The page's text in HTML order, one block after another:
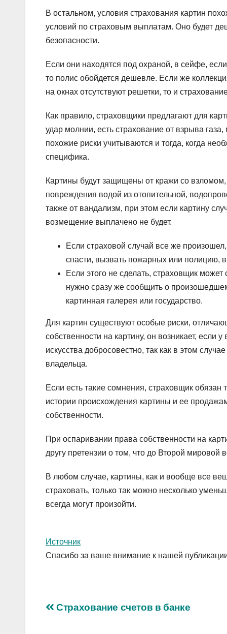
В остальном, условия страхования картин
условий по страховым выплатам. Оно будет
безопасности.
Если они находятся под охраной, в сейфе,
то полис обойдется дешевле. Если же
на окнах отсутствуют решетки, то и
Как правило, страховщики предлагают для
удар молнии, есть страхование от взрыва
похожие риски учитываются и тогда, когда
специфика.
Картины будут защищены от кражи со взломом,
повреждения водой из отопительной,
также от вандализм, при этом если картину
возмещение выплачено не будет.
Если страховой случай все же
спасти, вызвать пожарных или полицию,
Если этого не сделать, страховщик
нужно сразу же сообщить о
картинная галерея или государство.
Для картин существуют особые риски,
собственности на картину, он возникает, если
искусства добросовестно, так как в этом
владельца.
Если есть такие сомнения, страховщик
истории происхождения картины и ее
собственности.
При оспаривании права собственности на
другу претензии о том, что до Второй
В любом случае, картины, как и вообще все
страховать, только так можно несколько
всегда могут произойти.
Источник
Спасибо за ваше внимание к нашей
Навигация
Страхование счетов в банке